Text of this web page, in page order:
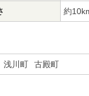
約
浅川町 古殿町